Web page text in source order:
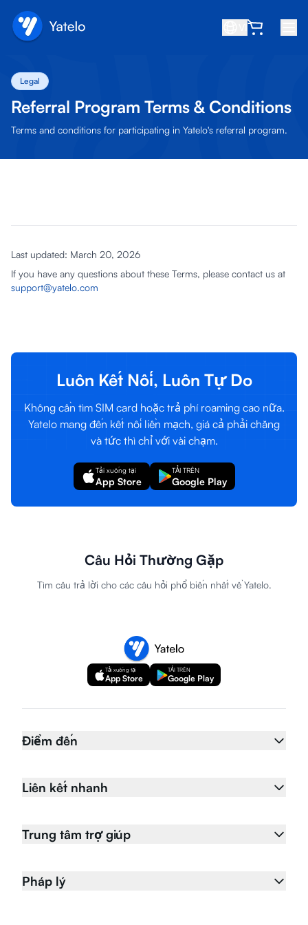
Blog
Giới thiệu
Câu hỏi thường gặp
Hỗ trợ
Legal
Referral Program Terms & Conditions
Terms and conditions for participating in Yatelo's referral program.
Last updated: March 20, 2026
If you have any questions about these Terms, please contact us at
support@yatelo.com
Luôn Kết Nối, Luôn Tự Do
Không cần tìm SIM card hoặc trả phí roaming cao nữa.
Yatelo mang đến kết nối liền mạch, giá cả phải chăng
và tức thì chỉ với vài chạm.
Tải xuống tại
App Store
TẢI TRÊN
Google Play
Câu Hỏi Thường Gặp
Tìm câu trả lời cho các câu hỏi phổ biến nhất về Yatelo.
Tải xuống tại
App Store
TẢI TRÊN
Google Play
Điểm đến
Liên kết nhanh
Trung tâm trợ giúp
Pháp lý